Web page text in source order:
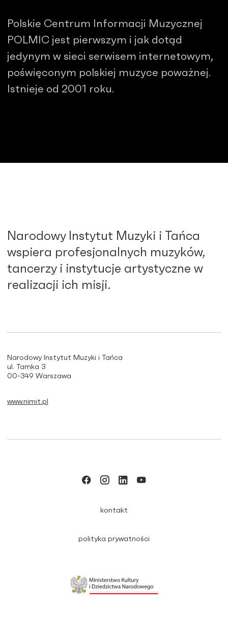
Polskie Centrum Informacji Muzycznej
POLMIC jest pierwszym i jak dotąd
jedynym w sieci serwisem internetowym,
poświęconym polskiej muzyce poważnej.
Istnieje od 2001 roku.
Narodowy Instytut Muzyki i Tańca
wspiera profesjonalnych muzyków,
tancerzy i instytucje artystyczne w
realizacji ich misji.
Narodowy Instytut Muzyki i Tańca
ul. Tamka 3
00-349 Warszawa
www.nimit.pl
kontakt
polityka prywatności